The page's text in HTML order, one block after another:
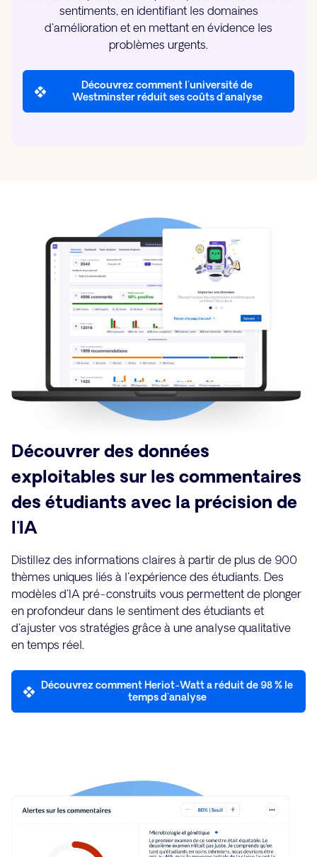
sentiments, en identifiant les domaines
d'amélioration et en mettant en évidence les
problèmes urgents.
Découvrez comment l'université de
Westminster réduit ses coûts d'analyse
Découvrer des données
exploitables sur les commentaires
des étudiants avec la précision de
l'IA
Distillez des informations claires à partir de plus de 900
thèmes uniques liés à l'expérience des étudiants. Des
modèles d'IA pré-construits vous permettent de plonger
en profondeur dans le sentiment des étudiants et
d'ajuster vos stratégies grâce à une analyse qualitative
en temps réel.
Découvrez comment Heriot-Watt a réduit de 98 % le
temps d'analyse